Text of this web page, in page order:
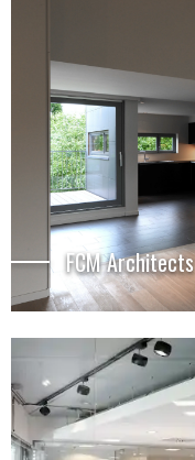
FCM Architects